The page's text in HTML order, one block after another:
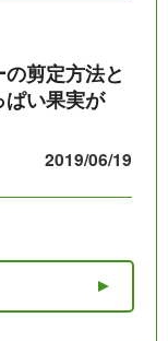
剪定方法と
い果実が
2019/06/19